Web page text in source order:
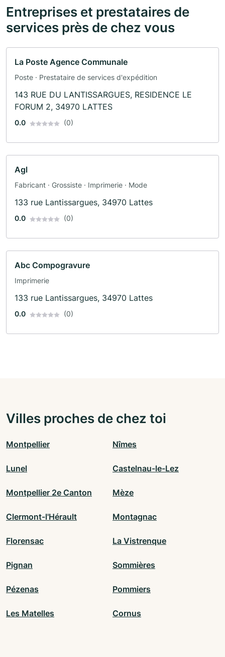
Entreprises et prestataires de
services près de chez vous
La Poste Agence Communale
Poste · Prestataire de services d'expédition
143 RUE DU LANTISSARGUES, RESIDENCE LE
FORUM 2, 34970 LATTES
0.0 (0)
Agl
Fabricant · Grossiste · Imprimerie · Mode
133 rue Lantissargues, 34970 Lattes
0.0 (0)
Abc Compogravure
Imprimerie
133 rue Lantissargues, 34970 Lattes
0.0 (0)
Villes proches de chez toi
Montpellier Nîmes
Lunel Castelnau-le-Lez
Montpellier 2e Canton Mèze
Clermont-l'Hérault Montagnac
Florensac La Vistrenque
Pignan Sommières
Pézenas Pommiers
Les Matelles Cornus